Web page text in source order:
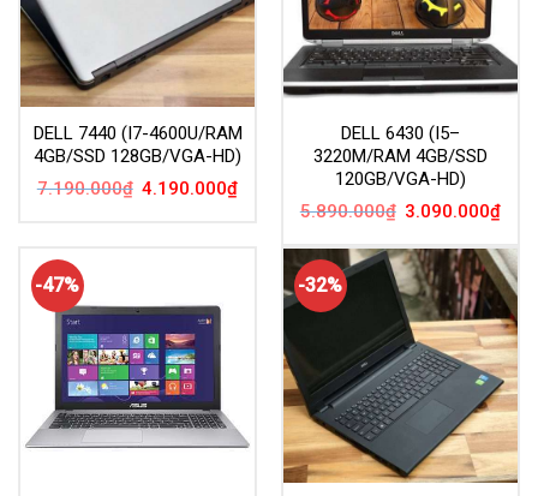
DELL 7440 (I7-4600U/RAM
4GB/SSD 128GB/VGA-HD)
7.190.000₫ Giá
gốc
4.190.000₫Giá
4.190.000₫.
DELL 6430 (I5–
3220M/RAM 4GB/SSD
120GB/VGA-HD)
5.890.000₫ Giá
gốc
5.890.000₫.
3.090.000₫Giá
là:
-47% -32%